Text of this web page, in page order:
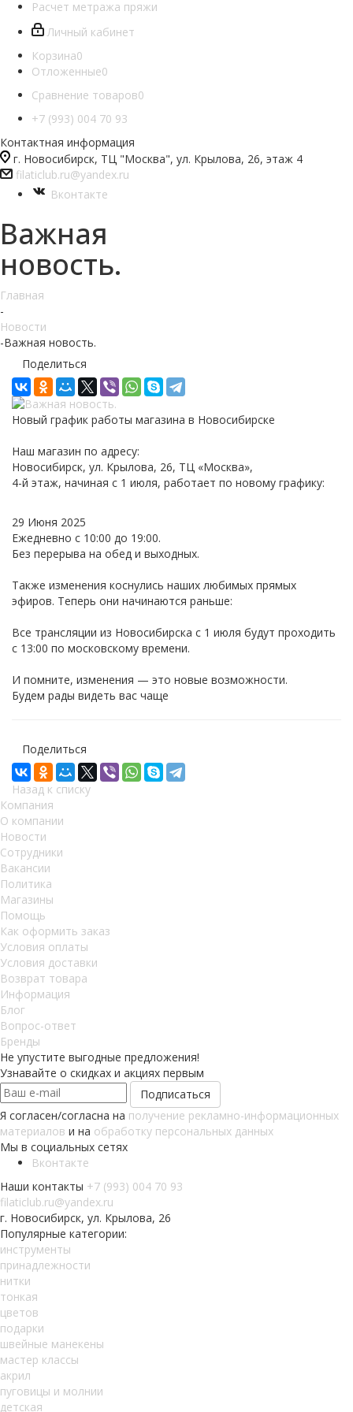
Расчет метража пряжи
Личный кабинет
Корзина0
Отложенные0
Сравнение товаров0
+7 (993) 004 70 93
Контактная информация
г. Новосибирск, ТЦ "Москва", ул. Крылова, 26, этаж 4
filaticlub.ru@yandex.ru
Вконтакте
Важная
новость.
Главная
-
Новости
-Важная новость.
Поделиться
Новый график работы магазина в Новосибирске
Наш магазин по адресу:
Новосибирск, ул. Крылова, 26, ТЦ «Москва»,
4-й этаж, начиная с 1 июля, работает по новому графику:
29 Июня 2025
Ежедневно с 10:00 до 19:00.
Без перерыва на обед и выходных.
Также изменения коснулись наших любимых прямых
эфиров. Теперь они начинаются раньше:
Все трансляции из Новосибирска с 1 июля будут проходить
с 13:00 по московскому времени.
И помните, изменения — это новые возможности.
Будем рады видеть вас чаще
Поделиться
Назад к списку
Компания
О компании
Новости
Сотрудники
Вакансии
Политика
Магазины
Помощь
Как оформить заказ
Условия оплаты
Условия доставки
Возврат товара
Информация
Блог
Вопрос-ответ
Бренды
Не упустите выгодные предложения!
Узнавайте о скидках и акциях первым
Я согласен/согласна на получение рекламно-информационных
материалов и на обработку персональных данных
Мы в социальных сетях
Вконтакте
Наши контакты +7 (993) 004 70 93
filaticlub.ru@yandex.ru
г. Новосибирск, ул. Крылова, 26
Популярные категории:
инструменты
принадлежности
нитки
тонкая
цветов
подарки
швейные манекены
мастер классы
акрил
пуговицы и молнии
детская